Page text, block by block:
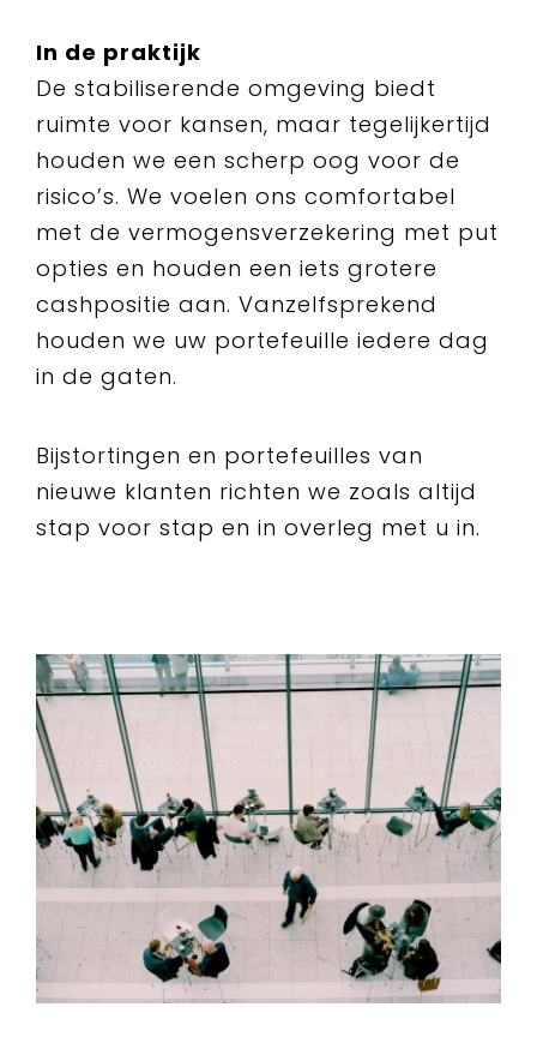
In de praktijk
De stabiliserende omgeving biedt
ruimte voor kansen, maar tegelijkertijd
houden we een scherp oog voor de
risico’s. We voelen ons comfortabel
met de vermogensverzekering met put
opties en houden een iets grotere
cashpositie aan. Vanzelfsprekend
houden we uw portefeuille iedere dag
in de gaten.
Bijstortingen en portefeuilles van
nieuwe klanten richten we zoals altijd
stap voor stap en in overleg met u in.